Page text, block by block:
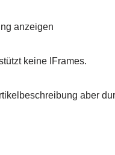
anzeigen
keine IFrames.
aber